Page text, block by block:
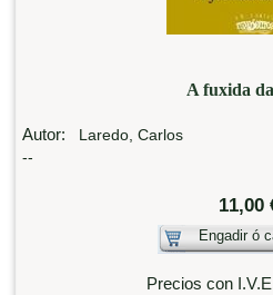
A fuxida
Autor:
Laredo, Carlos
--
11,00
Engadir ó
Precios con